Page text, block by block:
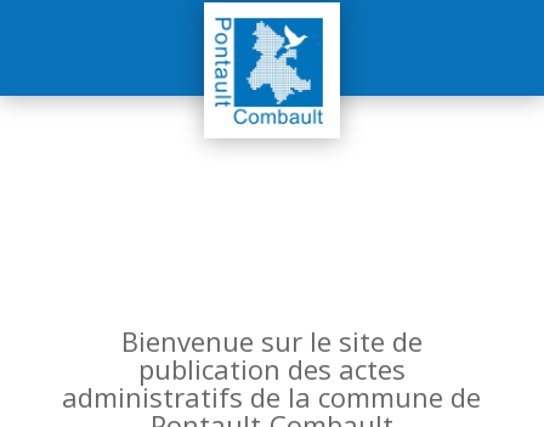
Bienvenue sur le site de
publication des actes
administratifs de la commune de